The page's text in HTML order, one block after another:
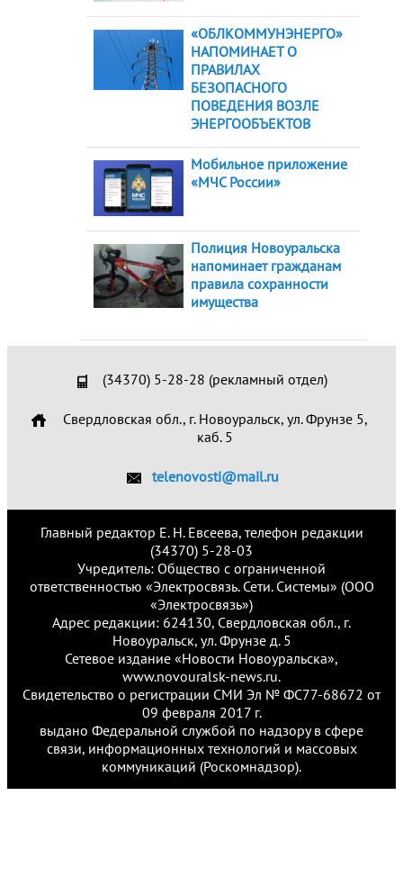
«ОБЛКОММУНЭНЕРГО»
НАПОМИНАЕТ О
ПРАВИЛАХ
БЕЗОПАСНОГО
ПОВЕДЕНИЯ ВОЗЛЕ
ЭНЕРГООБЪЕКТОВ
Мобильное приложение
«МЧС России»
Полиция Новоуральска
напоминает гражданам
правила сохранности
имущества
(34370) 5-28-28 (рекламный отдел)
Свердловская обл., г. Новоуральск, ул. Фрунзе 5,
каб. 5
telenovosti@mail.ru
Главный редактор Е. Н. Евсеева, телефон редакции
(34370) 5-28-03
Учредитель: Общество с ограниченной
ответственностью «Электросвязь. Сети. Системы» (ООО
«Электросвязь»)
Адрес редакции: 624130, Свердловская обл., г.
Новоуральск, ул. Фрунзе д. 5
Сетевое издание «Новости Новоуральска»,
www.novouralsk-news.ru.
Свидетельство о регистрации СМИ Эл № ФС77-68672 от
09 февраля 2017 г.
выдано Федеральной службой по надзору в сфере
связи, информационных технологий и массовых
коммуникаций (Роскомнадзор).